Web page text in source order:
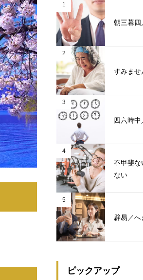
1
朝三暮四
2
すみませ
3
四六時中
4
不甲斐な
ない
5
辟易／へ
ピックアップ